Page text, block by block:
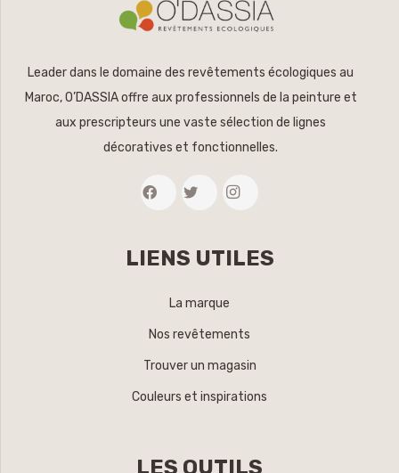
Leader dans le domaine des revêtements écologiques au
Maroc, O’DASSIA offre aux professionnels de la peinture et
aux prescripteurs une vaste sélection de lignes
décoratives et fonctionnelles.
LIENS UTILES
La marque
Nos revêtements
Trouver un magasin
Couleurs et inspirations